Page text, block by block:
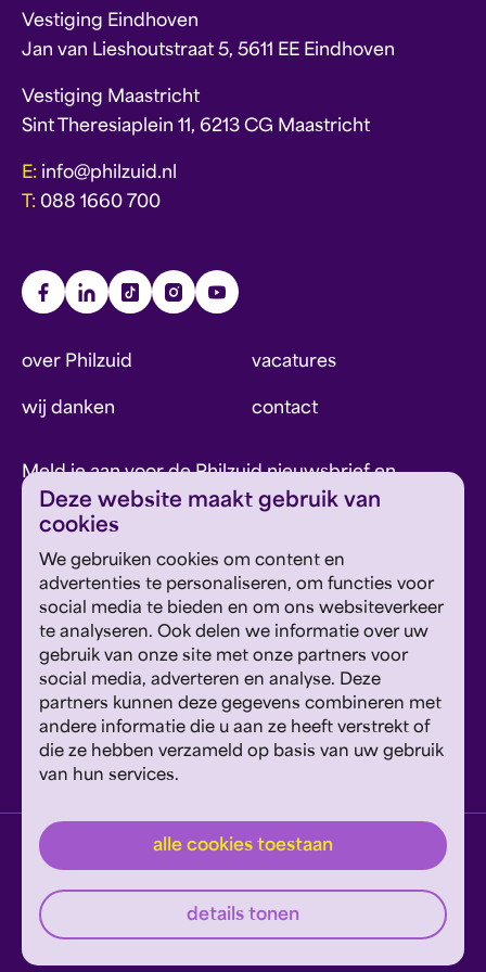
Deze website maakt gebruik van
cookies
We gebruiken cookies om content en
advertenties te personaliseren, om functies voor
social media te bieden en om ons websiteverkeer
te analyseren. Ook delen we informatie over uw
gebruik van onze site met onze partners voor
social media, adverteren en analyse. Deze
partners kunnen deze gegevens combineren met
andere informatie die u aan ze heeft verstrekt of
die ze hebben verzameld op basis van uw gebruik
van hun services.
alle cookies toestaan
details tonen
Vestiging Eindhoven
Jan van Lieshoutstraat 5, 5611 EE Eindhoven
Vestiging Maastricht
Sint Theresiaplein 11, 6213 CG Maastricht
E: info@philzuid.nl
T: 088 1660 700
over Philzuid vacatures
wij danken contact
Meld je aan voor de Philzuid nieuwsbrief en
ontvang concerttips en ons laatste nieuws.
inschrijven
Dit formulier wordt beschermd door reCAPTCHA en
Google's PrivacyverklaringenServicevoorwaarden
van toepassing.
Geef om Philzuid en steun ons!
steun ons
privacyverklaring disclaimer cookies wijzigen
website door exitable
© philzuid